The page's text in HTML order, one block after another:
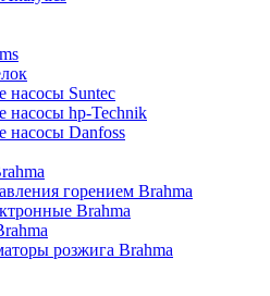
насосы Suntec
насосы hp-Technik
насосы Danfoss
горением Brahma
Brahma
розжига Brahma